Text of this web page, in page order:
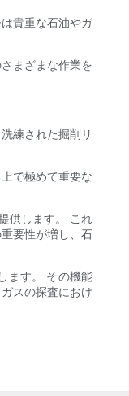
貴重な石油やガ
まざまな作業を
練された掘削リ
で極めて重要な
供します。 これ
要性が増し、石
ます。 その機能
スの探査におけ